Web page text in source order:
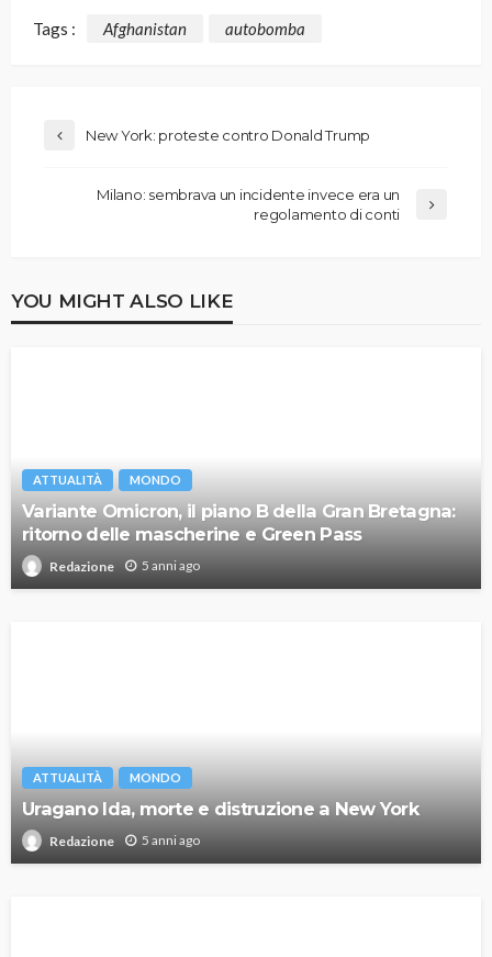
Tags : Afghanistan autobomba
New York: proteste contro Donald Trump
Milano: sembrava un incidente invece era un
regolamento di conti
YOU MIGHT ALSO LIKE
ATTUALITÀ MONDO
Variante Omicron, il piano B della Gran Bretagna:
ritorno delle mascherine e Green Pass
Redazione 5 anni ago
ATTUALITÀ MONDO
Uragano Ida, morte e distruzione a New York
Redazione 5 anni ago